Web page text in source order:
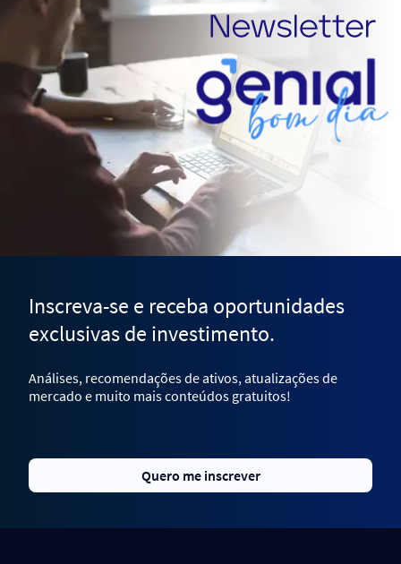
Inscreva-se e receba oportunidades
exclusivas de investimento.
Análises, recomendações de ativos, atualizações de
mercado e muito mais conteúdos gratuitos!
Quero me inscrever